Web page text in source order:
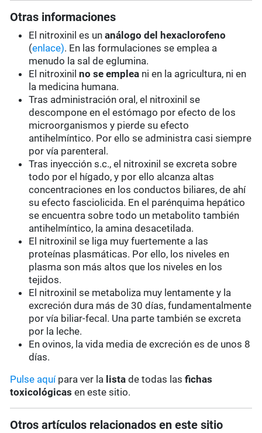
Otras informaciones
El nitroxinil es un análogo del hexaclorofeno
(enlace). En las formulaciones se emplea a
menudo la sal de eglumina.
El nitroxinilno se emplea ni en la agricultura, ni en
la medicina humana.
Tras administración oral, el nitroxinil se
descompone en el estómago por efecto de los
microorganismos y pierde su efecto
antihelmíntico. Por ello se administra casi siempre
por vía parenteral.
Tras inyección s.c., el nitroxinil se excreta sobre
todo por el hígado, y por ello alcanza altas
concentraciones en los conductos biliares, de ahí
su efecto fasciolicida. En el parénquima hepático
se encuentra sobre todo un metabolito también
antihelmíntico, la amina desacetilada.
El nitroxinil se liga muy fuertemente a las
proteínas plasmáticas. Por ello, los niveles en
plasma son más altos que los niveles en los
tejidos.
El nitroxinil se metaboliza muy lentamente y la
excreción dura más de 30 días, fundamentalmente
por vía biliar-fecal. Una parte también se excreta
por la leche.
En ovinos, la vida media de excreción es de unos 8
días.
Pulse aquípara ver la lista de todas lasfichas
toxicológicas en este sitio.
Otros artículos relacionados en este sitio